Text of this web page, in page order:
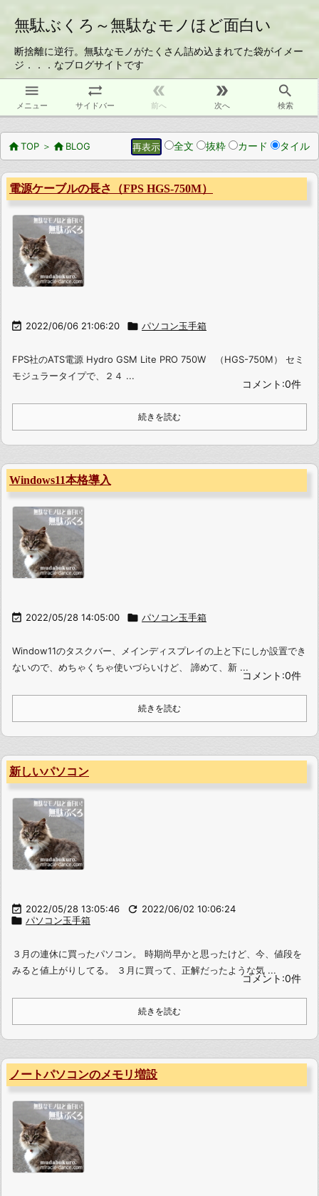
無駄ぶくろ～無駄なモノほど面白い
断捨離に逆行。無駄なモノがたくさん詰め込まれてた袋がイメー
ジ．．．なブログサイトです

メニュー

サイドバー

前へ

次へ

検索
TOP ＞BLOG 全文 抜粋 カード タイル
電源ケーブルの長さ（FPS HGS-750M）
 2022/06/06 21:06:20  パソコン玉手箱
FPS社のATS電源 Hydro GSM Lite PRO 750W （HGS-750M） セミ
モジュラータイプで、２４ ...
コメント:0件
続きを読む
Windows11本格導入
 2022/05/28 14:05:00  パソコン玉手箱
Window11のタスクバー、メインディスプレイの上と下にしか設置でき
ないので、めちゃくちゃ使いづらいけど、 諦めて、新 ...
コメント:0件
続きを読む
新しいパソコン
 2022/05/28 13:05:46  2022/06/02 10:06:24
 パソコン玉手箱
３月の連休に買ったパソコン。 時期尚早かと思ったけど、今、値段を
みると値上がりしてる。 ３月に買って、正解だったような気 ...
コメント:0件
続きを読む
ノートパソコンのメモリ増設